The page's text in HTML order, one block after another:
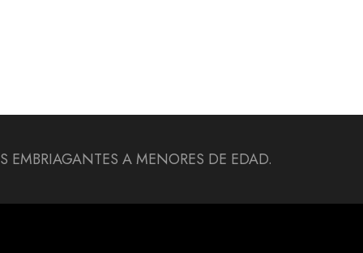
EMBRIAGANTES A MENORES DE EDAD.